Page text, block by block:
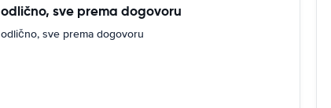
odlično, sve prema dogovoru
odlično, sve prema dogovoru